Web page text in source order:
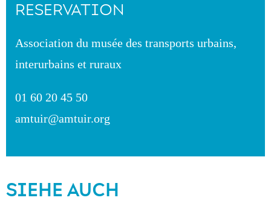
RESERVATION
Association du musée des transports urbains,
interurbains et ruraux
01 60 20 45 50
amtuir@amtuir.org
SIEHE AUCH